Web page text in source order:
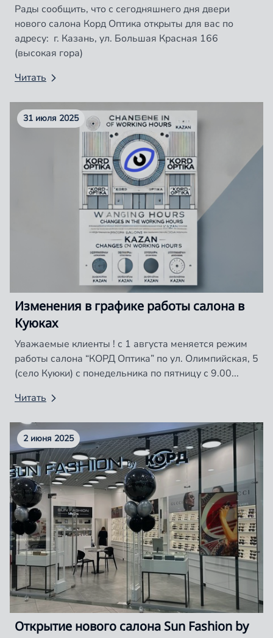
Рады сообщить, что с сегодняшнего дня двери
нового салона Корд Оптика открыты для вас по
адресу: г. Казань, ул. Большая Красная 166
(высокая гора)
Читать
31 июля 2025
Изменения в графике работы салона в
Куюках
Уважаемые клиенты ! с 1 августа меняется режим
работы салона “КОРД Оптика” по ул. Олимпийская, 5
(село Куюки) с понедельника по пятницу с 9.00...
Читать
2 июня 2025
Открытие нового салона Sun Fashion by